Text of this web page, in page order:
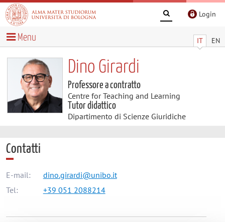
Login
IT EN
Menu
Dino Girardi
Professore a contratto
Centre for Teaching and Learning
Tutor didattico
Dipartimento di Scienze Giuridiche
Contatti
E-mail:
dino.girardi@unibo.it
Tel:
+39 051 2088214